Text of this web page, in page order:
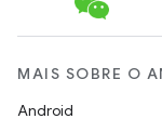
MAIS SOBRE O
Android